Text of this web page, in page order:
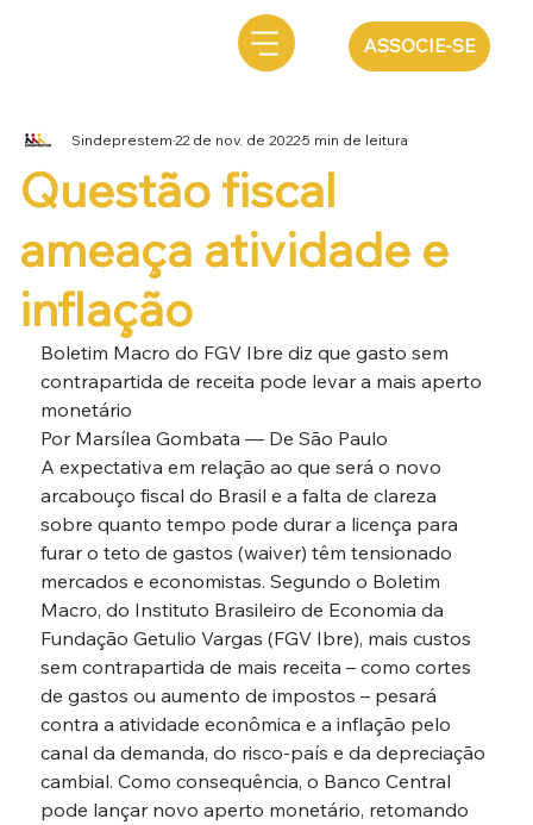
ASSOCIE-SE
Questão fiscal
ameaça atividade e
inflação
Sindeprestem22 de nov. de 20225 min de leitura
Boletim Macro do FGV Ibre diz que gasto sem
contrapartida de receita pode levar a mais aperto
monetário
Por Marsílea Gombata — De São Paulo
A expectativa em relação ao que será o novo
arcabouço fiscal do Brasil e a falta de clareza
sobre quanto tempo pode durar a licença para
furar o teto de gastos (waiver) têm tensionado
mercados e economistas. Segundo o Boletim
Macro, do Instituto Brasileiro de Economia da
Fundação Getulio Vargas (FGV Ibre), mais custos
sem contrapartida de mais receita – como cortes
de gastos ou aumento de impostos – pesará
contra a atividade econômica e a inflação pelo
canal da demanda, do risco-país e da depreciação
cambial. Como consequência, o Banco Central
pode lançar novo aperto monetário, retomando